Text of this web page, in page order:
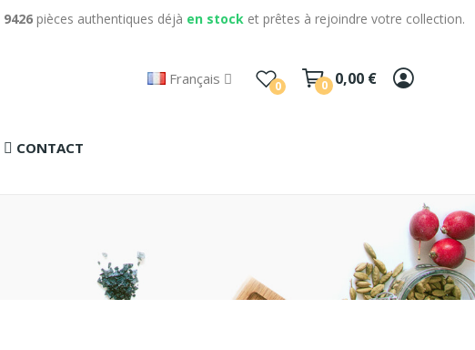
9426pièces authentiques déjà en stocket prêtes à rejoindre votre collection.
Français 0 0,00 €
0
CONTACT